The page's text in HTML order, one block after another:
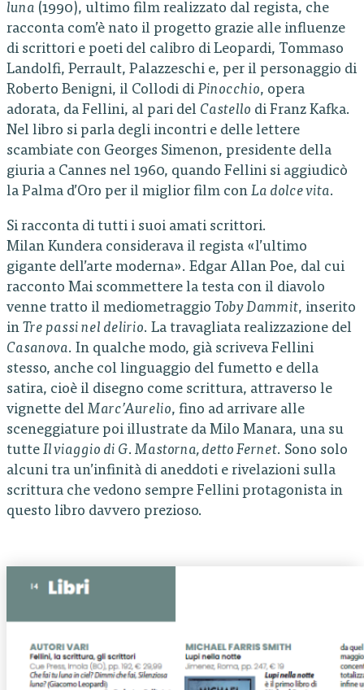
luna (1990), ultimo film realizzato dal regista, che
racconta com’è nato il progetto grazie alle influenze
di scrittori e poeti del calibro di Leopardi, Tommaso
Landolfi, Perrault, Palazzeschi e, per il personaggio di
Roberto Benigni, il Collodi di Pinocchio, opera
adorata, da Fellini, al pari del Castello di Franz Kafka.
Nel libro si parla degli incontri e delle lettere
scambiate con Georges Simenon, presidente della
giuria a Cannes nel 1960, quando Fellini si aggiudicò
la Palma d’Oro per il miglior film con La dolce vita.
Si racconta di tutti i suoi amati scrittori.
Milan Kundera considerava il regista «l’ultimo
gigante dell’arte moderna». Edgar Allan Poe, dal cui
racconto Mai scommettere la testa con il diavolo
venne tratto il mediometraggio Toby Dammit, inserito
in Tre passi nel delirio. La travagliata realizzazione del
Casanova. In qualche modo, già scriveva Fellini
stesso, anche col linguaggio del fumetto e della
satira, cioè il disegno come scrittura, attraverso le
vignette del Marc’Aurelio, fino ad arrivare alle
sceneggiature poi illustrate da Milo Manara, una su
tutte Il viaggio di G. Mastorna, detto Fernet. Sono solo
alcuni tra un’infinità di aneddoti e rivelazioni sulla
scrittura che vedono sempre Fellini protagonista in
questo libro davvero prezioso.